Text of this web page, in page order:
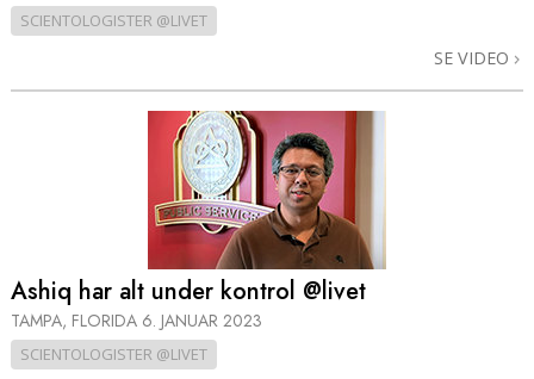
SCIENTOLOGISTER @LIVET
SE VIDEO
Ashiq har alt under kontrol @livet
TAMPA, FLORIDA 6. JANUAR 2023
SCIENTOLOGISTER @LIVET